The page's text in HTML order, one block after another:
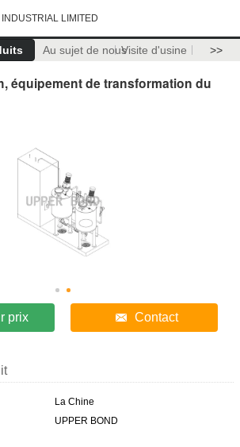
LIMITED
Au sujet de nousVisite d'usine >>
équipement de transformation du
prix Contact
La Chine
UPPER BOND